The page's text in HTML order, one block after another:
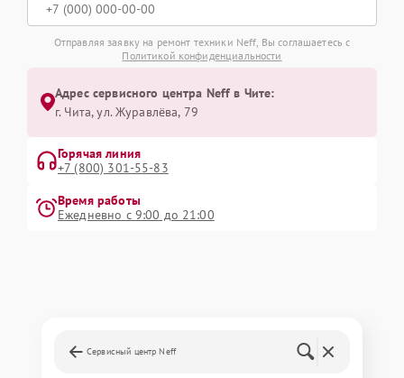
Отправляя заявку на ремонт техники Neff, Вы соглашаетесь с
Политикой конфиденциальности
Адрес сервисного центра Neff в Чите:
г. Чита, ул. Журавлёва, 79
Горячая линия
+7 (800) 301-55-83
Время работы
Ежедневно с 9:00 до 21:00
Сервисный центр Neff